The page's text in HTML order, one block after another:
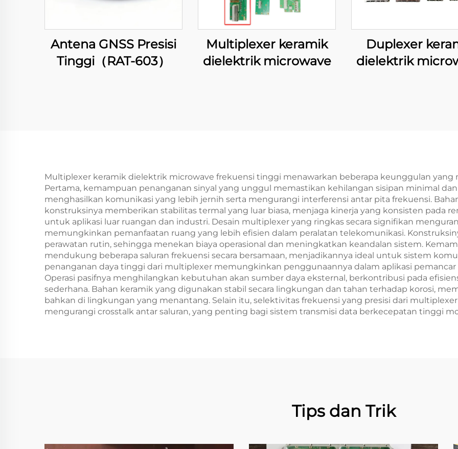
Antena GNSS Presisi
Tinggi（RAT-603）
Multiplexer keramik
dielektrik microwave
Duplexer
dielektrik
Multiplexer keramik dielektrik microwave frekuensi tinggi menawarkan beberapa keunggulan
Pertama, kemampuan penanganan sinyal yang unggul memastikan kehilangan sisipan minimal dan
menghasilkan komunikasi yang lebih jernih serta mengurangi interferensi antar pita frekuensi.
konstruksinya memberikan stabilitas termal yang luar biasa, menjaga kinerja yang konsisten pada
untuk aplikasi luar ruangan dan industri. Desain multiplexer yang ringkas secara signifikan
memungkinkan pemanfaatan ruang yang lebih efisien dalam peralatan telekomunikasi.
perawatan rutin, sehingga menekan biaya operasional dan meningkatkan keandalan sistem.
mendukung beberapa saluran frekuensi secara bersamaan, menjadikannya ideal untuk sistem
penanganan daya tinggi dari multiplexer memungkinkan penggunaannya dalam aplikasi
Operasi pasifnya menghilangkan kebutuhan akan sumber daya eksternal, berkontribusi pada
sederhana. Bahan keramik yang digunakan stabil secara lingkungan dan tahan terhadap korosi,
bahkan di lingkungan yang menantang. Selain itu, selektivitas frekuensi yang presisi dari
mengurangi crosstalk antar saluran, yang penting bagi sistem transmisi data berkecepatan tinggi
Tips dan Trik